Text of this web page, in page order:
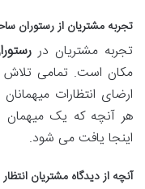
تجربه مشتریان ازرستوران
تجربه مشتریان در
مکان است. تمامی تلاش
ارضای انتظارات
هر آنچه که یک میهمان
اینجا یافت می شود.
آنچه از دیدگاه مشتریان